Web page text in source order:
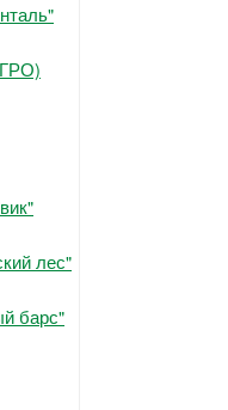
лес"
барс"